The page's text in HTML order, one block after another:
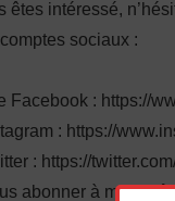
êtes intéressé,
sociaux :
Facebook : https://
: https://
: https://
abonner à ma